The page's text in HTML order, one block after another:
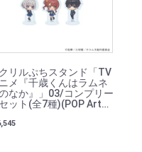
リルぷちスタンド「TV
メ『千歳くんはラムネ
なか』」03/コンプリー
ット(全7種)(POP Artイ